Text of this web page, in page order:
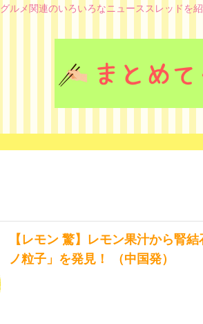
グルメ関連のいろいろなニューススレッドを
【レモン 驚】レモン果汁から腎
ノ粒子」を発見！ （中国発）